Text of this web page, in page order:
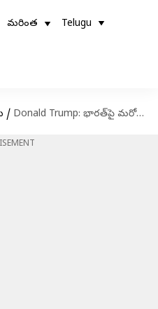
మరింత Telugu
/ Donald Trump: భారత్‌పై మరో 25శాతం సుంకాలు విధించిన ట్రంప్‌.. ఆగస్టు 27 నుంచి అమల్లోకి..